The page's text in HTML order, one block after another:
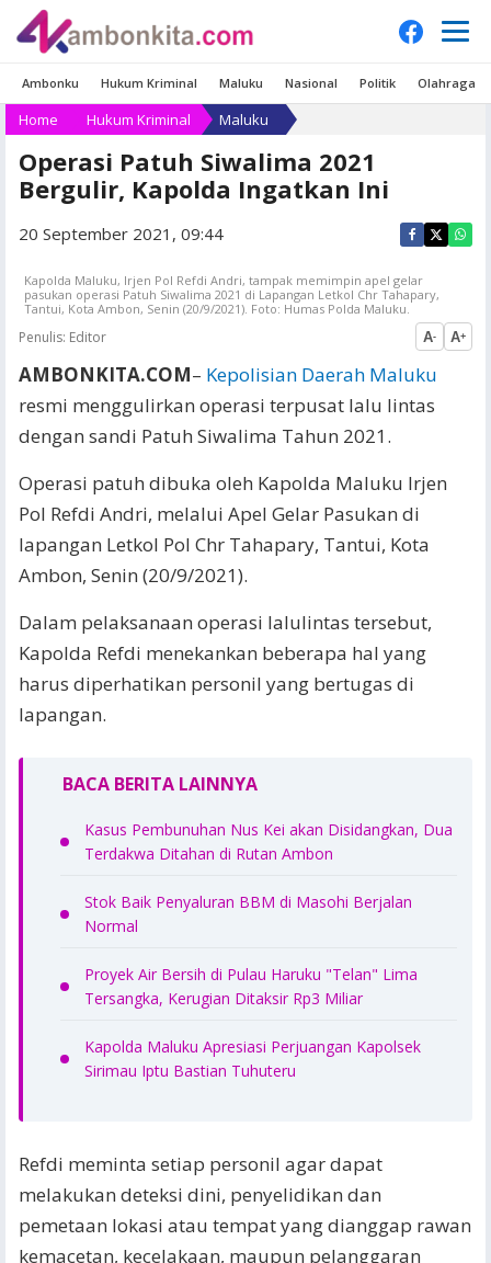
Ambonku Hukum Kriminal Maluku Nasional Politik Olahraga
Home Hukum Kriminal Maluku
Operasi Patuh Siwalima 2021
Bergulir, Kapolda Ingatkan Ini
20 September 2021, 09:44
Kapolda Maluku, Irjen Pol Refdi Andri, tampak memimpin apel gelar
pasukan operasi Patuh Siwalima 2021 di Lapangan Letkol Chr Tahapary,
Tantui, Kota Ambon, Senin (20/9/2021). Foto: Humas Polda Maluku.
Penulis: Editor A- A+
AMBONKITA.COM– Kepolisian Daerah Maluku
resmi menggulirkan operasi terpusat lalu lintas
dengan sandi Patuh Siwalima Tahun 2021.
Operasi patuh dibuka oleh Kapolda Maluku Irjen
Pol Refdi Andri, melalui Apel Gelar Pasukan di
lapangan Letkol Pol Chr Tahapary, Tantui, Kota
Ambon, Senin (20/9/2021).
Dalam pelaksanaan operasi lalulintas tersebut,
Kapolda Refdi menekankan beberapa hal yang
harus diperhatikan personil yang bertugas di
lapangan.
BACA BERITA LAINNYA
Kasus Pembunuhan Nus Kei akan Disidangkan, Dua
Terdakwa Ditahan di Rutan Ambon
Stok Baik Penyaluran BBM di Masohi Berjalan
Normal
Proyek Air Bersih di Pulau Haruku "Telan" Lima
Tersangka, Kerugian Ditaksir Rp3 Miliar
Kapolda Maluku Apresiasi Perjuangan Kapolsek
Sirimau Iptu Bastian Tuhuteru
Refdi meminta setiap personil agar dapat
melakukan deteksi dini, penyelidikan dan
pemetaan lokasi atau tempat yang dianggap rawan
kemacetan, kecelakaan, maupun pelanggaran